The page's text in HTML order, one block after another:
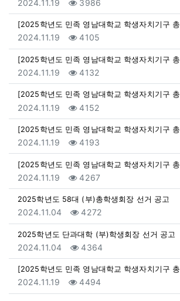
2024.11.19 3986
[2025학년도 민족 영남대학교 학생자치기구
등록일
2024.11.19 조회
4105
[2025학년도 민족 영남대학교 학생자치기구
등록일
2024.11.19 조회
4132
[2025학년도 민족 영남대학교 학생자치기구
등록일
2024.11.19 조회
4152
[2025학년도 민족 영남대학교 학생자치기구
등록일
2024.11.19 조회
4193
[2025학년도 민족 영남대학교 학생자치기구
등록일
2024.11.19 조회
4267
2025학년도 58대 (부)총학생회장 선거 공고
등록일
2024.11.04 조회
4272
2025학년도 단과대학 (부)학생회장 선거 공고
등록일
2024.11.04 조회
4364
[2025학년도 민족 영남대학교 학생자치기구
등록일
2024.11.19 조회
4494